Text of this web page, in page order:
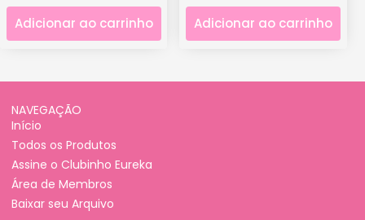
Adicionar ao carrinho Adicionar ao carrinho
NAVEGAÇÃO
Início
Todos os Produtos
Assine o Clubinho Eureka
Área de Membros
Baixar seu Arquivo